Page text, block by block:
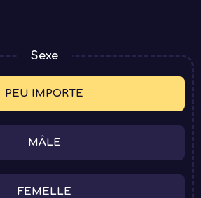
Sexe
PEU IMPORTE
MÂLE
FEMELLE